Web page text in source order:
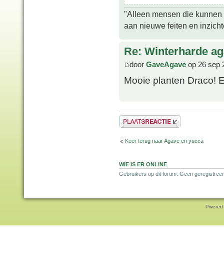
"Alleen mensen die
aan nieuwe feiten en
Re: Winterharde
door GaveAgave op 26 sep
Mooie planten Draco!
Plaats een reactie
Keer terug naar Agave en yucca
WIE IS ER ONLINE
Gebruikers op dit forum: Geen